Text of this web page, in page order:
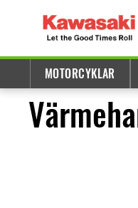
MOTORCYKLAR